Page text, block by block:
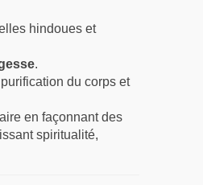
hindoues et
.
du corps et
en façonnant des
spiritualité,